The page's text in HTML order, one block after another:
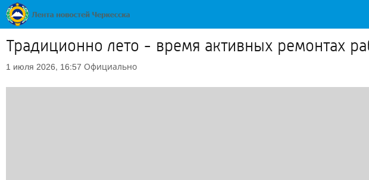
Традиционно лето - время активных ремонтах
1 июля 2026, 16:57 Официально